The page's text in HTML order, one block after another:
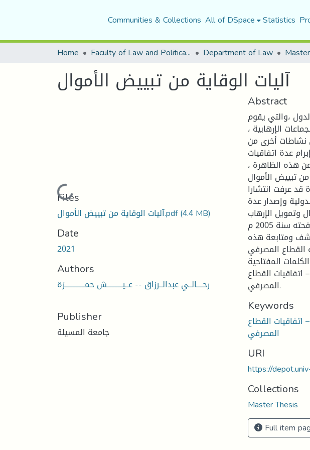
Communities & Collections All of DSpace Statistics
Home Faculty of Law and Political Science Department of Law
آليات الوقاية من تبييض الأموال
Loading...
Files
آليات الوقاية من تبييض الأموال.pdf(4.4 MB)
Date
2021
Authors
رحــــالــي عبدالــرزاق -- عــيــــــــــش حمـــــــــــــزة
Publisher
جامعة المسيلة
Abstract
،والتي يقوم
الإرهابية ،
نشاطات أخرى من
عدة اتفاقيات
هذه الظاهرة ،
الوقاية من تبييض الأموال.
قد عرفت انتشارا
وإصدار عدة
الأموال وتمويل الإرهاب
ومكافحته سنة 2005 م.
ومتابعة هذه
القطاع المصرفي .
الكلمات المفتاحية :
اتفاقيات القطاع
المصرفي.
Keywords
اتفاقيات القطاع
المصرفي
URI
https://
Collections
Master Thesis
Full item